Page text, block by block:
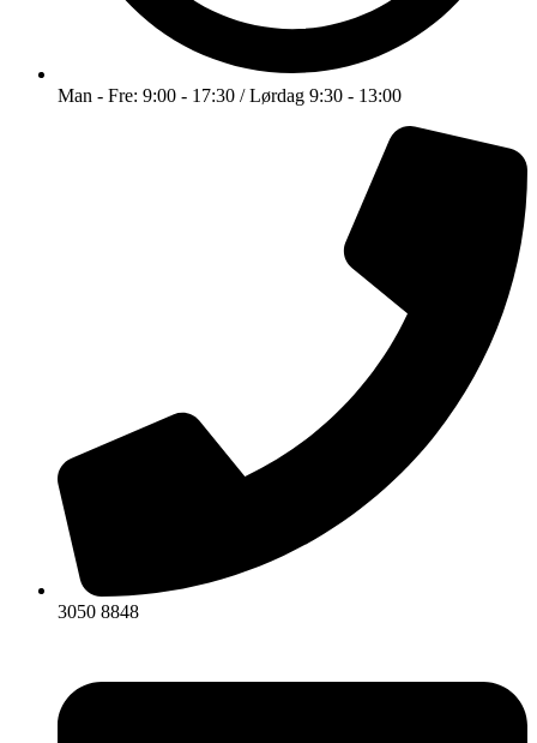
Man - Fre: 9:00 - 17:30 / Lørdag 9:30 - 13:00
3050 8848